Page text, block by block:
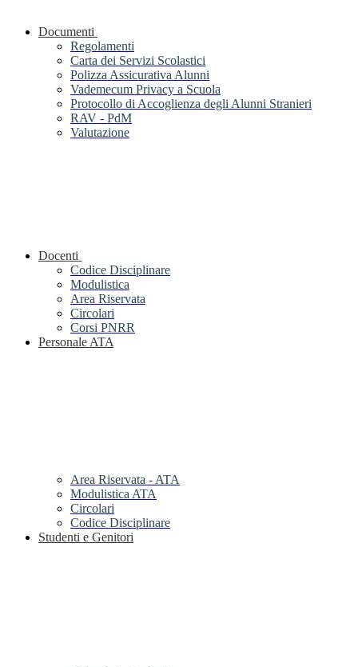
Documenti
Regolamenti
Carta dei Servizi Scolastici
Polizza Assicurativa Alunni
Vademecum Privacy a Scuola
Protocollo di Accoglienza degli Alunni Stranieri
RAV - PdM
Valutazione
Docenti
Codice Disciplinare
Modulistica
Area Riservata
Circolari
Corsi PNRR
Personale ATA
Area Riservata - ATA
Modulistica ATA
Circolari
Codice Disciplinare
Studenti e Genitori